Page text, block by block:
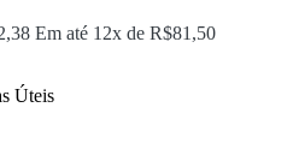
Em até 12x de R$81,50
Úteis